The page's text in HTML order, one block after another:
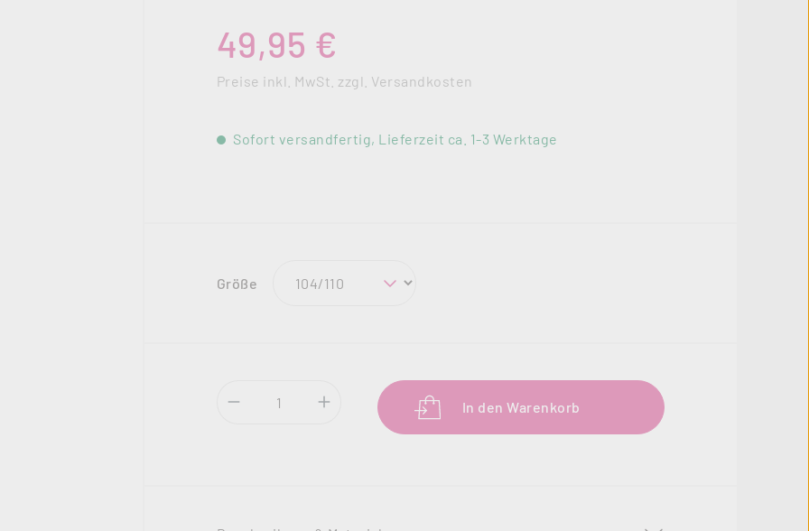
49,95 €
Preise inkl. MwSt. zzgl. Versandkosten
Sofort versandfertig, Lieferzeit ca. 1-3 Werktage
Größe auswählen
Produkt Anzahl: Gib den gewünschten Wert ein oder
In den Warenkorb